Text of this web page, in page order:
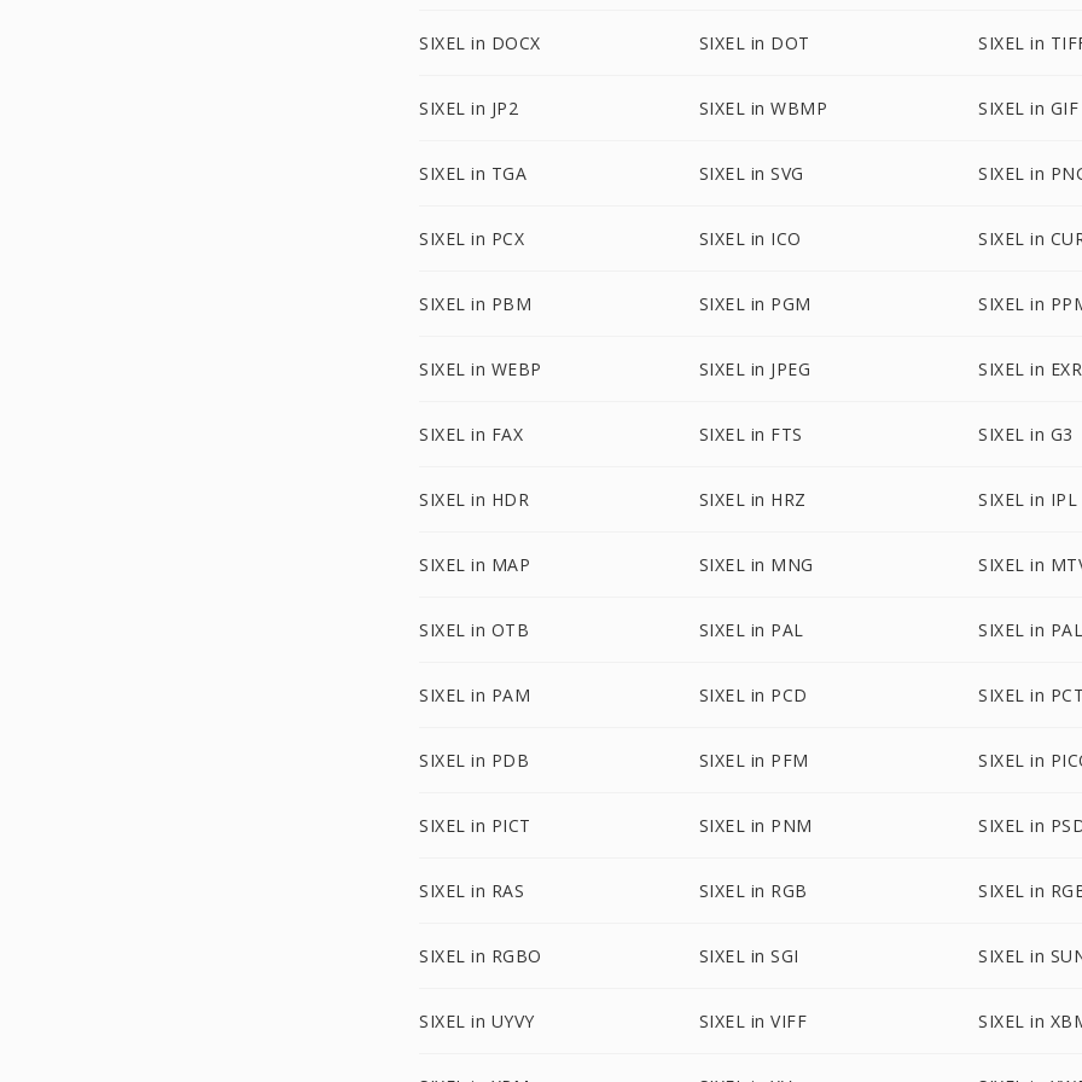
SIXEL in DOCX SIXEL in DOT SIXEL in
SIXEL in JP2 SIXEL in WBMP SIXEL in GIF
SIXEL in TGA SIXEL in SVG SIXEL in
SIXEL in PCX SIXEL in ICO SIXEL in
SIXEL in PBM SIXEL in PGM SIXEL in
SIXEL in WEBP SIXEL in JPEG SIXEL in EXR
SIXEL in FAX SIXEL in FTS SIXEL in G3
SIXEL in HDR SIXEL in HRZ SIXEL in IPL
SIXEL in MAP SIXEL in MNG SIXEL in
SIXEL in OTB SIXEL in PAL SIXEL in
SIXEL in PAM SIXEL in PCD SIXEL in PCT
SIXEL in PDB SIXEL in PFM SIXEL in
SIXEL in PICT SIXEL in PNM SIXEL in
SIXEL in RAS SIXEL in RGB SIXEL in
SIXEL in RGBO SIXEL in SGI SIXEL in
SIXEL in UYVY SIXEL in VIFF SIXEL in